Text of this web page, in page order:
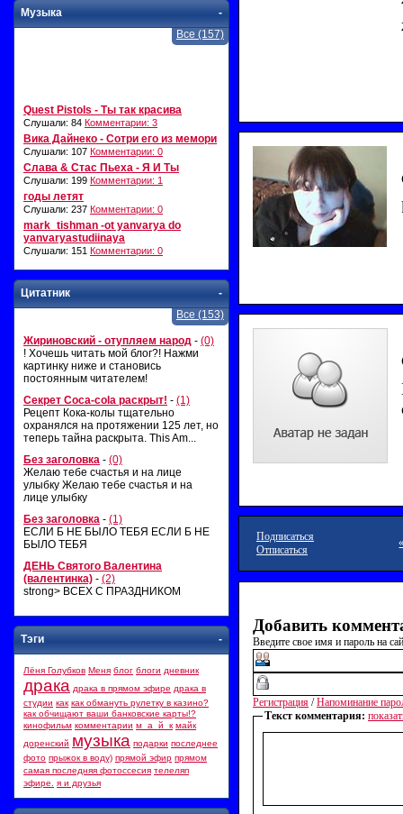
-
Музыка
Все (157)
Quest Pistols - Ты так красива
Слушали: 84 Комментарии: 3
Вика Дайнеко - Сотри его из мемори
Слушали: 107 Комментарии: 0
Слава & Стас Пьеха - Я И Ты
Слушали: 199 Комментарии: 1
годы летят
Слушали: 237 Комментарии: 0
mark_tishman -ot yanvarya do
yanvaryastudiinaya
Слушали: 151 Комментарии: 0
-
Цитатник
Все (153)
Жириновский - отупляем народ - (0)
! Хочешь читать мой блог?! Нажми
картинку ниже и становись
постоянным читателем!
Секрет Coca-cola раскрыт! - (1)
Рецепт Кока-колы тщательно
охранялся на протяжении 125 лет, но
теперь тайна раскрыта. This Am...
Без заголовка - (0)
Желаю тебе счастья и на лице
улыбку Желаю тебе счастья и на
лице улыбку
Без заголовка - (1)
ЕСЛИ Б НЕ БЫЛО ТЕБЯ ЕСЛИ Б НЕ
БЫЛО ТЕБЯ
ДЕНЬ Святого Валентина
(валентинка) - (2)
strong> ВСЕХ С ПРАЗДНИКОМ
-
Тэги
Лёня Голубков Меня блог блоги дневник
драка драка в прямом эфире драка в
студии как как обмануть рулетку в казино?
как обчищают ваши банковские карты!?
кинофильм комментарии м_а_й_к майк
доренский музыка подарки последнее
фото прыжок в воду) прямой эфир прямом
самая последняя фотоссесия телеляп
эфире.
я и друзья
Подписаться
Отписаться
Добавить
Введите свое имя и пароль на
Регистрация /Напоминание
Текст комментария: